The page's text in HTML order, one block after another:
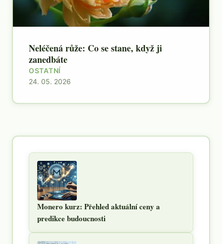
Neléčená růže: Co se stane, když ji
zanedbáte
OSTATNÍ
24. 05. 2026
Monero kurz: Přehled aktuální ceny a
predikce budoucnosti